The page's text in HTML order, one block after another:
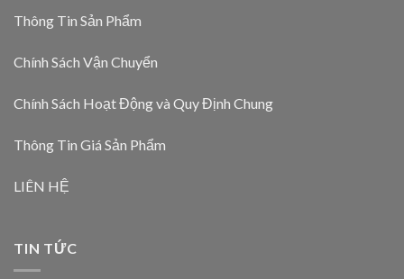
Thông Tin Sản Phẩm
Chính Sách Vận Chuyển
Chính Sách Hoạt Động và Quy Định Chung
Thông Tin Giá Sản Phẩm
LIÊN HỆ
TIN TỨC